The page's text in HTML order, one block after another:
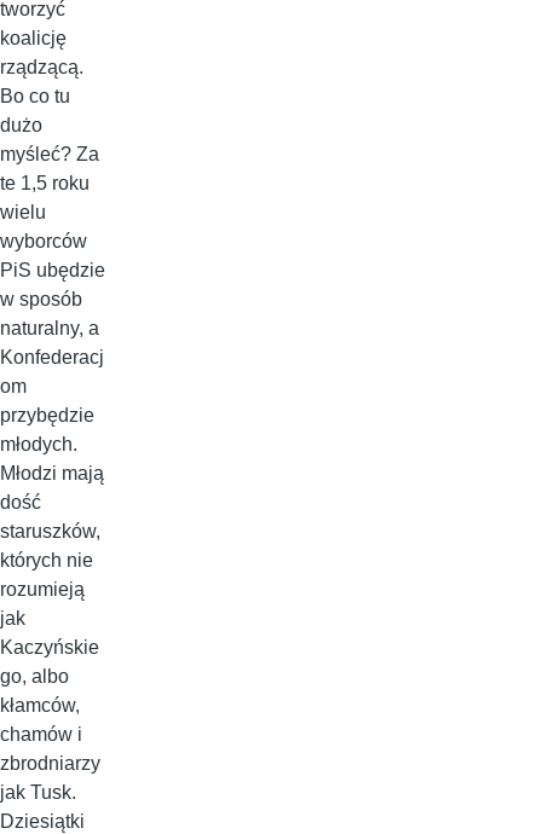
tworzyć
koalicję
rządzącą.
Bo co tu
dużo
myśleć? Za
te 1,5 roku
wielu
wyborców
PiS ubędzie
w sposób
naturalny, a
Konfederacj
om
przybędzie
młodych.
Młodzi mają
dość
staruszków,
których nie
rozumieją
jak
Kaczyńskie
go, albo
kłamców,
chamów i
zbrodniarzy
jak Tusk.
Dziesiątki